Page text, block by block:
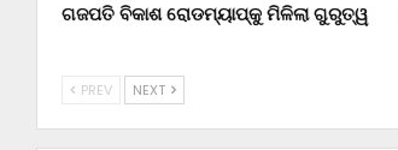
ଗଜପତି ବିକାଶ ରୋଡମ୍ୟାପ୍‌କୁ ମିଳିଲା ଗୁରୁତ୍ୱ
PREV NEXT